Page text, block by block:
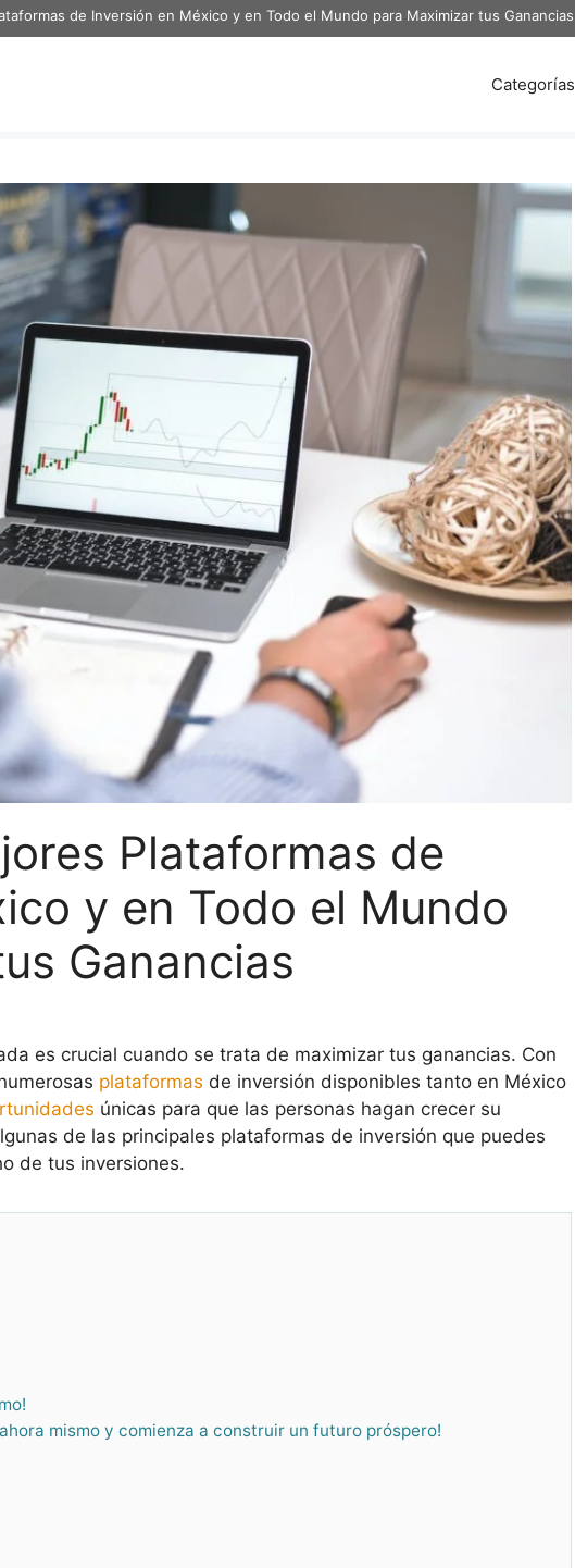
de Inversión en México y en Todo el Mundo para Maximizar tus Ganancias
Categorías
Plataformas de
y en Todo el Mundo
Ganancias
es crucial cuando se trata de maximizar tus ganancias. Con
plataformas de inversión disponibles tanto en México
únicas para que las personas hagan crecer su
de las principales plataformas de inversión que puedes
de tus inversiones.
mismo y comienza a construir un futuro próspero!